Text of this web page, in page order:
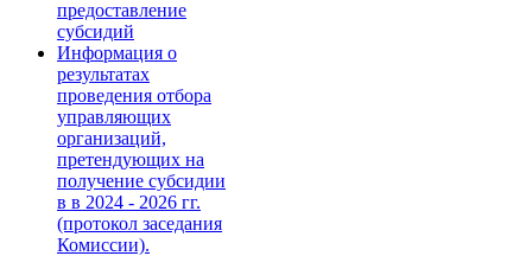
предоставление
субсидий
Информация о
результатах
проведения отбора
управляющих
организаций,
претендующих на
получение субсидии
в в 2024 - 2026 гг.
(протокол заседания
Комиссии).